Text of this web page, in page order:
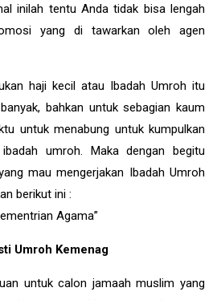
inilah tentu Anda tidak bisa lengah
yang di tawarkan oleh agen
haji kecil atau Ibadah Umroh itu
bahkan untuk sebagian kaum
untuk menabung untuk kumpulkan
umroh. Maka dengan begitu
mau mengerjakan Ibadah Umroh
berikut ini :
Agama”
Umroh Kemenag
untuk calon jamaah muslim yang